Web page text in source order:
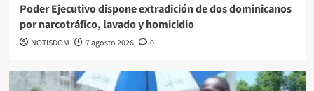
Poder Ejecutivo dispone extradición de dos dominicanos
por narcotráfico, lavado y homicidio
NOTISDOM 7 agosto 2026 0